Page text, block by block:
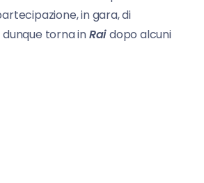
in gara, di
torna inRai dopo alcuni